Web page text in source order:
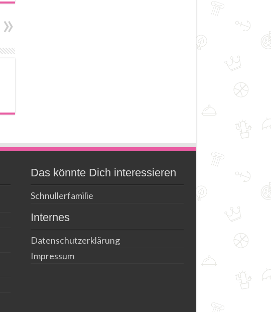
Das könnte Dich interessieren
Schnullerfamilie
Internes
Datenschutzerklärung
Impressum